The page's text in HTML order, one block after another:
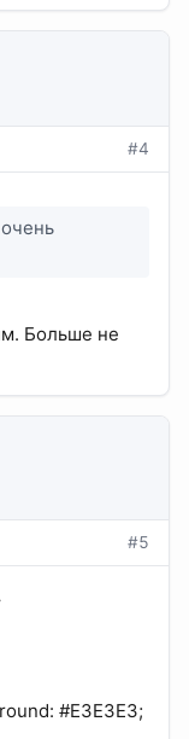
#4
Больше не
#5
#E3E3E3;